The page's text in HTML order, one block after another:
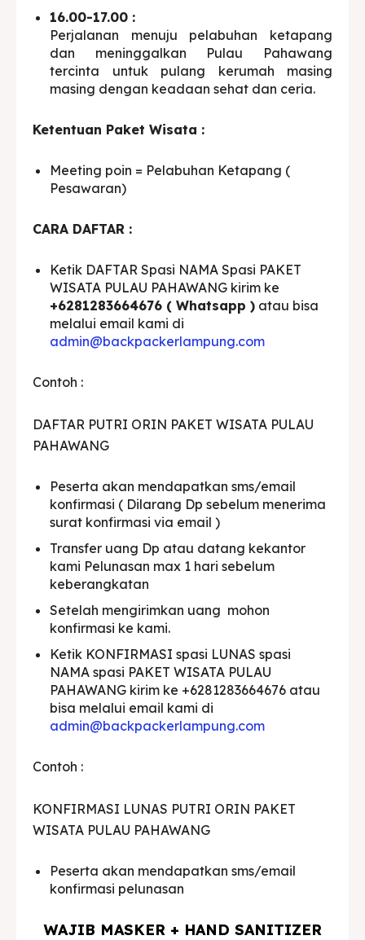
16.00-17.00 :
Perjalanan menuju pelabuhan ketapang
dan meninggalkan Pulau Pahawang
tercinta untuk pulang kerumah masing
masing dengan keadaan sehat dan ceria.
Ketentuan Paket Wisata :
Meeting poin = Pelabuhan Ketapang (
Pesawaran)
CARA DAFTAR :
Ketik DAFTAR Spasi NAMA Spasi PAKET
WISATA PULAU PAHAWANG kirim ke
+6281283664676 ( Whatsapp ) atau bisa
melalui email kami di
admin@backpackerlampung.com
Contoh :
DAFTAR PUTRI ORIN PAKET WISATA PULAU
PAHAWANG
Peserta akan mendapatkan sms/email
konfirmasi ( Dilarang Dp sebelum menerima
surat konfirmasi via email )
Transfer uang Dp atau datang kekantor
kami Pelunasan max 1 hari sebelum
keberangkatan
Setelah mengirimkan uang mohon
konfirmasi ke kami.
Ketik KONFIRMASI spasi LUNAS spasi
NAMA spasi PAKET WISATA PULAU
PAHAWANG kirim ke +6281283664676 atau
bisa melalui email kami di
admin@backpackerlampung.com
Contoh :
KONFIRMASI LUNAS PUTRI ORIN PAKET
WISATA PULAU PAHAWANG
Peserta akan mendapatkan sms/email
konfirmasi pelunasan
WAJIB MASKER + HAND SANITIZER